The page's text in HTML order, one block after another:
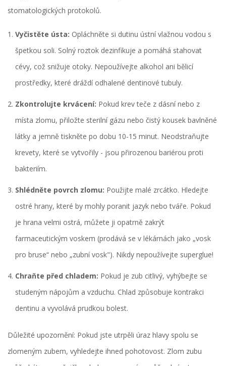
stomatologických protokolů.
Vyčistěte ústa: Opláchněte si dutinu ústní vlažnou vodou s
špetkou soli. Solný roztok dezinfikuje a pomáhá stahovat
cévy, což snižuje otoky. Nepoužívejte alkohol ani bělicí
prostředky, které dráždí odhalené dentinové tubuly.
Zkontrolujte krvácení: Pokud krev teče z dásní nebo z
místa zlomu, přiložte sterilní gázu nebo čistý kousek bavlněné
látky a jemně tiskněte po dobu 10-15 minut. Neodstraňujte
krevety, které se vytvořily - jsou přirozenou bariérou proti
bakteriím.
Shlédněte povrch zlomu: Použijte malé zrcátko. Hledejte
ostré hrany, které by mohly poranit jazyk nebo tváře. Pokud
je hrana velmi ostrá, můžete ji opatrně zakrýt
farmaceutickým voskem (prodává se v lékárnách jako „vosk
pro bruse“ nebo „zubní vosk"). Nikdy nepoužívejte superglue!
Chraňte před chladem: Pokud je zub citlivý, vyhýbejte se
studeným nápojům a vzduchu. Chlad způsobuje kontrakci
dentinu a vyvolává prudkou bolest.
Důležité upozornění: Pokud jste utrpěli úraz hlavy spolu se
zlomeným zubem, vyhledejte ihned pohotovost. Zlom zubu